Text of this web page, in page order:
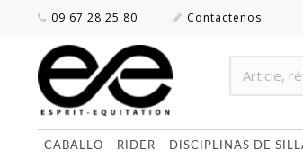
09 67 28 25 80 Contáctenos
CABALLO RIDER DISCIPLINAS DE